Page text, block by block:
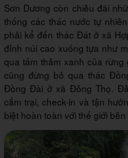
Sơn Dương còn chiêu đãi
thống các thác nước tự
phải kể đến thác Đát ở xã
đỉnh núi cao xuống tựa như
qua tấm thảm xanh của
cũng đừng bỏ qua thác
Đồng Đài ở xã Đông Thọ.
cắm trại, check-in và tận
biệt hoàn toàn với thế giới bên